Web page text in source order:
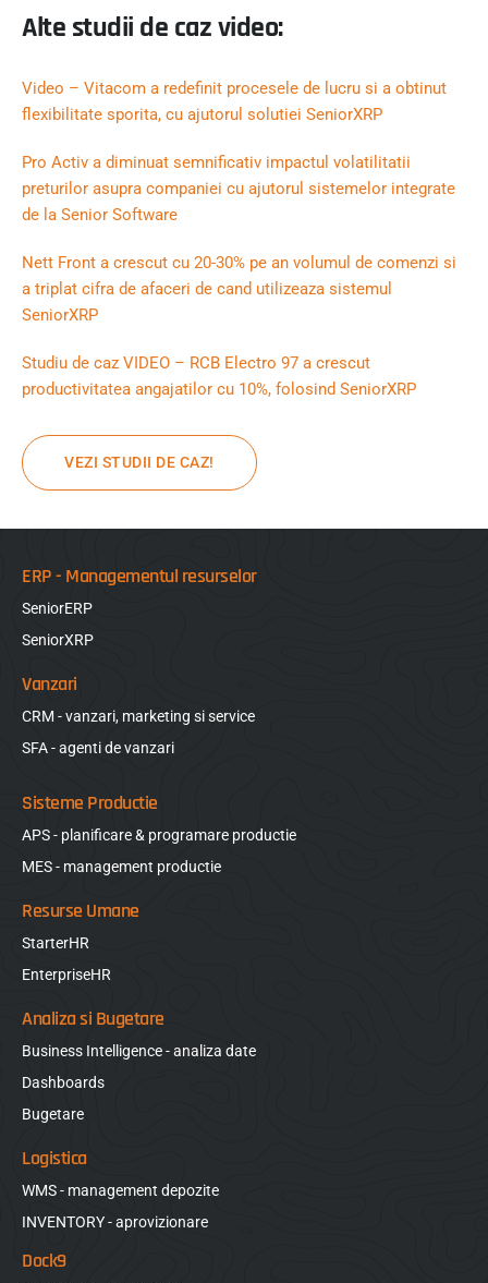
Alte studii de caz video:
Video – Vitacom a redefinit procesele de lucru si a obtinut
flexibilitate sporita, cu ajutorul solutiei SeniorXRP
Pro Activ a diminuat semnificativ impactul volatilitatii
preturilor asupra companiei cu ajutorul sistemelor integrate
de la Senior Software
Nett Front a crescut cu 20-30% pe an volumul de comenzi si
a triplat cifra de afaceri de cand utilizeaza sistemul
SeniorXRP
Studiu de caz VIDEO – RCB Electro 97 a crescut
productivitatea angajatilor cu 10%, folosind SeniorXRP
VEZI STUDII DE CAZ!
ERP - Managementul resurselor
SeniorERP
SeniorXRP
Vanzari
CRM - vanzari, marketing si service
SFA - agenti de vanzari
Sisteme Productie
APS - planificare & programare productie
MES - management productie
Resurse Umane
StarterHR
EnterpriseHR
Analiza si Bugetare
Business Intelligence - analiza date
Dashboards
Bugetare
Logistica
WMS - management depozite
INVENTORY - aprovizionare
Dock9